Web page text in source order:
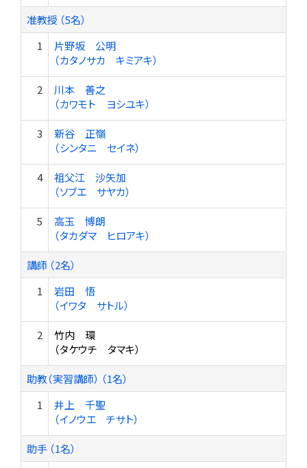
准教授 （5名）
1
片野坂 公明
（カタノサカ キミアキ）
2
川本 善之
（カワモト ヨシユキ）
3
新谷 正嶺
（シンタニ セイネ）
4
祖父江 沙矢加
（ソブエ サヤカ）
5
高玉 博朗
（タカダマ ヒロアキ）
講師 （2名）
1
岩田 悟
（イワタ サトル）
2
竹内 環
（タケウチ タマキ）
助教（実習講師） （1名）
1
井上 千聖
（イノウエ チサト）
助手 （1名）